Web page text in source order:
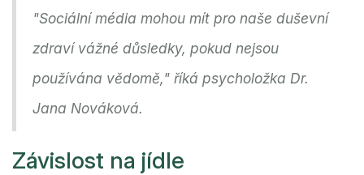
"Sociální média mohou mít pro naše duševní
zdraví vážné důsledky, pokud nejsou
používána vědomě," říká psycholožka Dr.
Jana Nováková.
Závislost na jídle